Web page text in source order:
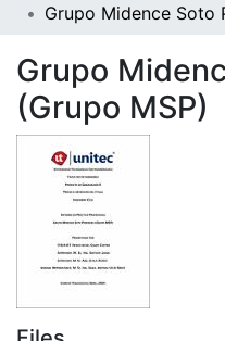
Collections
All of DSpace
Statistics
Grupo
(Grupo MSP)